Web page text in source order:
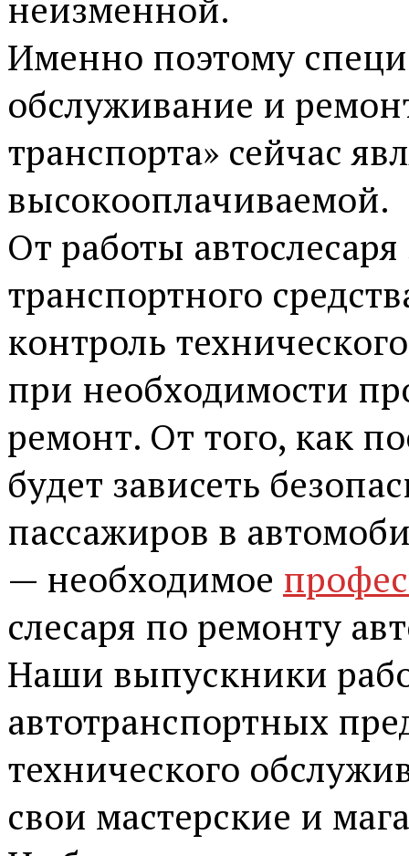
неизменной.
Именно поэтому
обслуживание и
транспорта» сейчас
высокооплачиваемой.
От работы
транспортного
контроль
при необходимости
ремонт. От того, как
будет зависеть
пассажиров в
— необходимое
слесаря по ремонту
Наши выпускники
автотранспортных
технического
свои мастерские и